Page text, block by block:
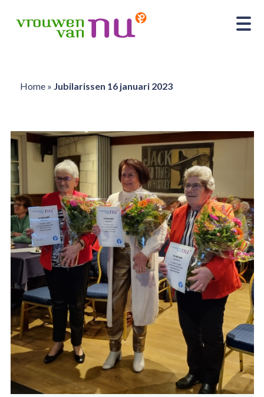
Home» Jubilarissen 16 januari 2023